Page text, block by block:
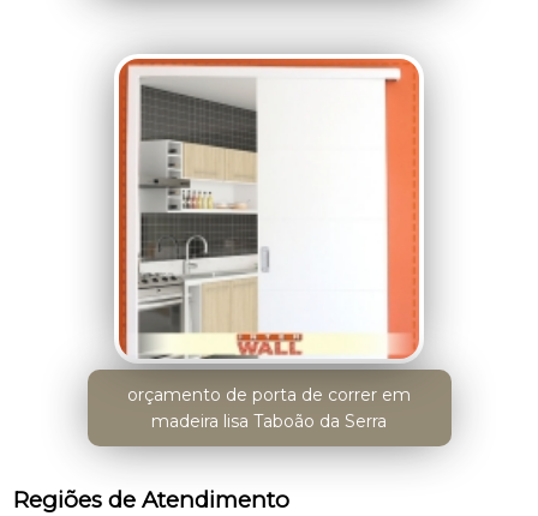
orçamento de porta de correr em
madeira lisa Taboão da Serra
Regiões de Atendimento